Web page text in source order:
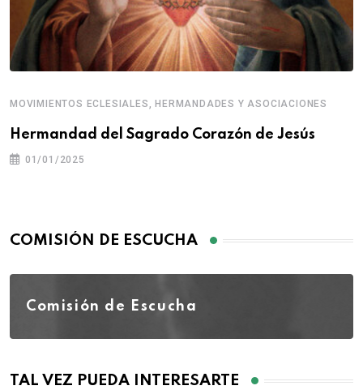
MOVIMIENTOS ECLESIALES, HERMANDADES Y ASOCIACIONES
Hermandad del Sagrado Corazón de Jesús
01/01/2025
COMISIÓN DE ESCUCHA
Comisión de Escucha
TAL VEZ PUEDA INTERESARTE